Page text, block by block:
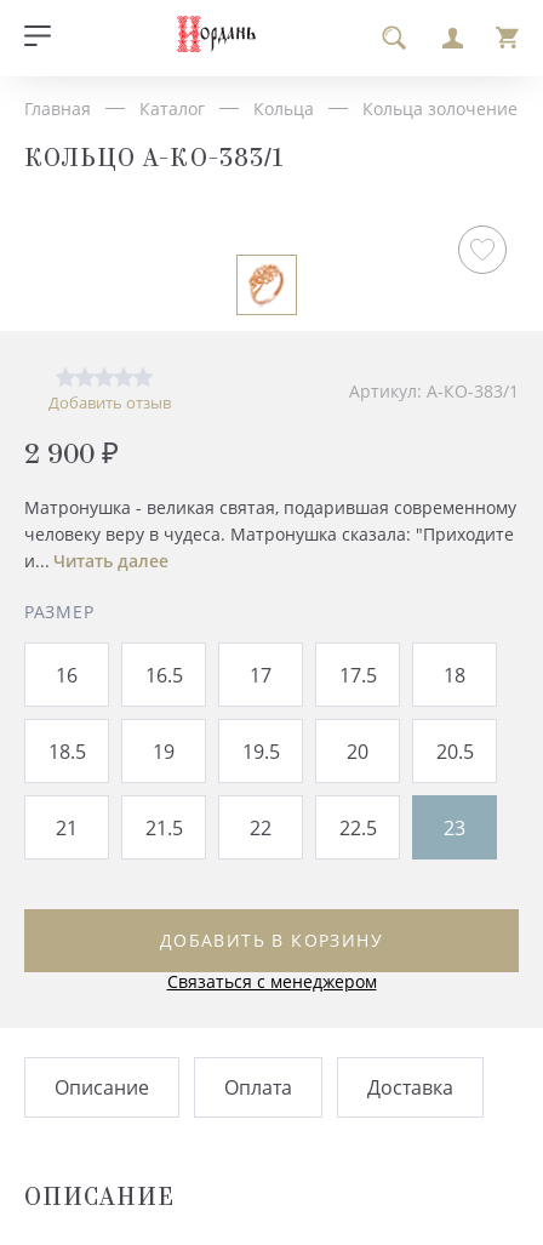
Главная Каталог Кольца Кольца золочение
КОЛЬЦО А-КО-383/1
Добавить отзыв Артикул: А-КО-383/1
2 900 ₽
Матронушка - великая святая, подарившая современному
человеку веру в чудеса. Матронушка сказала: "Приходите
и... Читать далее
РАЗМЕР
16 16.5 17 17.5 18
18.5 19 19.5 20 20.5
21 21.5 22 22.5 23
ДОБАВИТЬ В КОРЗИНУ
Связаться с менеджером
Описание Оплата Доставка
ОПИСАНИЕ